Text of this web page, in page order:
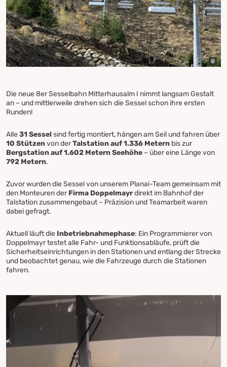
Die neue 8er Sesselbahn Mitterhausalm I nimmt langsam Gestalt
an – und mittlerweile drehen sich die Sessel schon ihre ersten
Runden!
Alle31 Sesselsind fertig montiert, hängen am Seil und fahren über
10 Stützenvon derTalstation auf 1.336 Metern bis zur
Bergstation auf 1.602 Metern Seehöhe – über eine Länge von
792 Metern.
Zuvor wurden die Sessel von unserem Planai-Team gemeinsam mit
den Monteuren derFirma Doppelmayrdirekt im Bahnhof der
Talstation zusammengebaut – Präzision und Teamarbeit waren
dabei gefragt.
Aktuell läuft die Inbetriebnahmephase: Ein Programmierer von
Doppelmayr testet alle Fahr- und Funktionsabläufe, prüft die
Sicherheitseinrichtungen in den Stationen und entlang der Strecke
und beobachtet genau, wie die Fahrzeuge durch die Stationen
fahren.